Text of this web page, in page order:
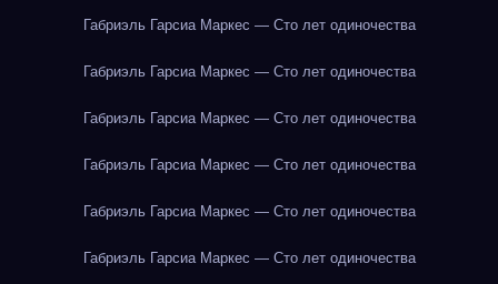
Габриэль Гарсиа Маркес — Сто лет одиночества
Габриэль Гарсиа Маркес — Сто лет одиночества
Габриэль Гарсиа Маркес — Сто лет одиночества
Габриэль Гарсиа Маркес — Сто лет одиночества
Габриэль Гарсиа Маркес — Сто лет одиночества
Габриэль Гарсиа Маркес — Сто лет одиночества